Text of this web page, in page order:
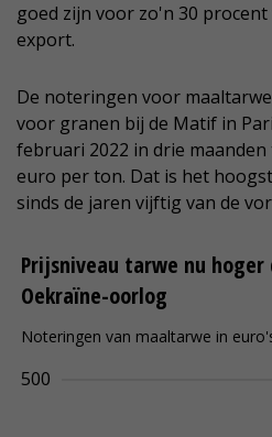
goed zijn voor zo'n 30 procent
export.
De noteringen voor
voor granen bij de Matif in
februari 2022 in drie maanden
euro per ton. Dat is het
sinds de jaren vijftig van de